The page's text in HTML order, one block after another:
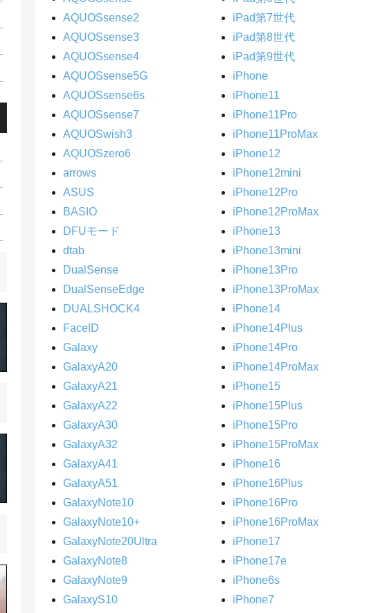
AQUOSsense2
AQUOSsense3
AQUOSsense4
AQUOSsense5G
AQUOSsense6s
AQUOSsense7
AQUOSwish3
AQUOSzero6
arrows
ASUS
BASIO
DFUモード
dtab
DualSense
DualSenseEdge
DUALSHOCK4
FaceID
Galaxy
GalaxyA20
GalaxyA21
GalaxyA22
GalaxyA30
GalaxyA32
GalaxyA41
GalaxyA51
GalaxyNote10
GalaxyNote10+
GalaxyNote20Ultra
GalaxyNote8
GalaxyNote9
GalaxyS10
iPad第7世代
iPad第8世代
iPad第9世代
iPhone
iPhone11
iPhone11Pro
iPhone11ProMax
iPhone12
iPhone12mini
iPhone12Pro
iPhone12ProMax
iPhone13
iPhone13mini
iPhone13Pro
iPhone13ProMax
iPhone14
iPhone14Plus
iPhone14Pro
iPhone14ProMax
iPhone15
iPhone15Plus
iPhone15Pro
iPhone15ProMax
iPhone16
iPhone16Plus
iPhone16Pro
iPhone16ProMax
iPhone17
iPhone17e
iPhone6s
iPhone7